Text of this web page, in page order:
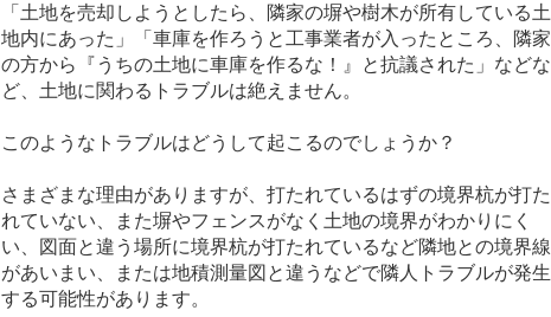
「土地を売却しようとしたら、隣家の塀や樹木が所有している土
地内にあった」「車庫を作ろうと工事業者が入ったところ、隣家
の方から『うちの土地に車庫を作るな！』と抗議された」などな
ど、土地に関わるトラブルは絶えません。
このようなトラブルはどうして起こるのでしょうか？
さまざまな理由がありますが、打たれているはずの境界杭が打た
れていない、また塀やフェンスがなく土地の境界がわかりにく
い、図面と違う場所に境界杭が打たれているなど隣地との境界線
があいまい、または地積測量図と違うなどで隣人トラブルが発生
する可能性があります。